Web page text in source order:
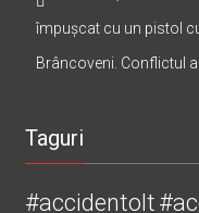
împușcat cu un pistol
Brâncoveni. Conflictul
Taguri
#accidentolt